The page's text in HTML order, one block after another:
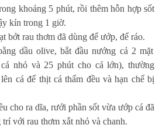
khoảng 5 phút, rồi thêm hỗn hợp sốt
kín trong 1 giờ.
bớt rau thơm đã dùng để ướp, để ráo.
dầu olive, bắt đầu nướng cả 2 mặt
nhỏ và 25 phút cho cá lớn), thường
cá để thịt cá thấm đều và hạn chế bị
cho ra dĩa, rưới phần sốt vừa ướp cá đã
với rau thơm xắt nhỏ và chanh.